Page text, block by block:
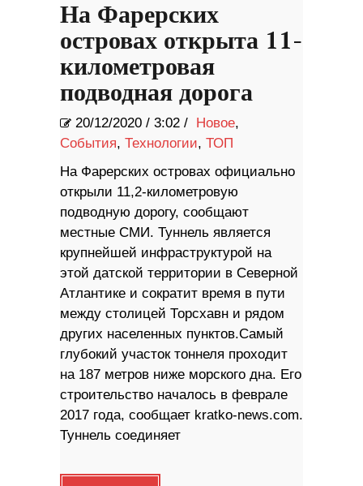
На Фарерских
островах открыта 11-
километровая
подводная дорога
20/12/2020 / 3:02 / Новое,
События, Технологии, ТОП
На Фарерских островах официально
открыли 11,2-километровую
подводную дорогу, сообщают
местные СМИ. Туннель является
крупнейшей инфраструктурой на
этой датской территории в Северной
Атлантике и сократит время в пути
между столицей Торсхавн и рядом
других населенных пунктов.Самый
глубокий участок тоннеля проходит
на 187 метров ниже морского дна. Его
строительство началось в феврале
2017 года, сообщает kratko-news.com.
Туннель соединяет